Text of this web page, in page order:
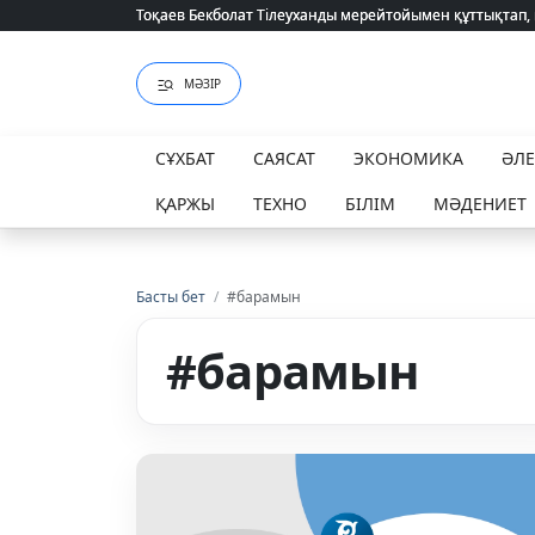
Тоқаев Бекболат Тілеуханды мерейтойымен
Тоқаев Бекболат Тілеуханды мерейтойымен
МӘЗІР
СҰХБАТ САЯСАТ ЭКОНОМИКА
ҚАРЖЫ
ТЕХНО БІЛІМ МӘДЕНИЕТ
Басты бет / #барамын
#барамын